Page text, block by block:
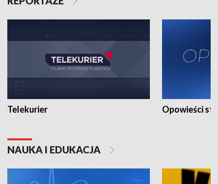
Telekurier Opowieści
NAUKA I EDUKACJA